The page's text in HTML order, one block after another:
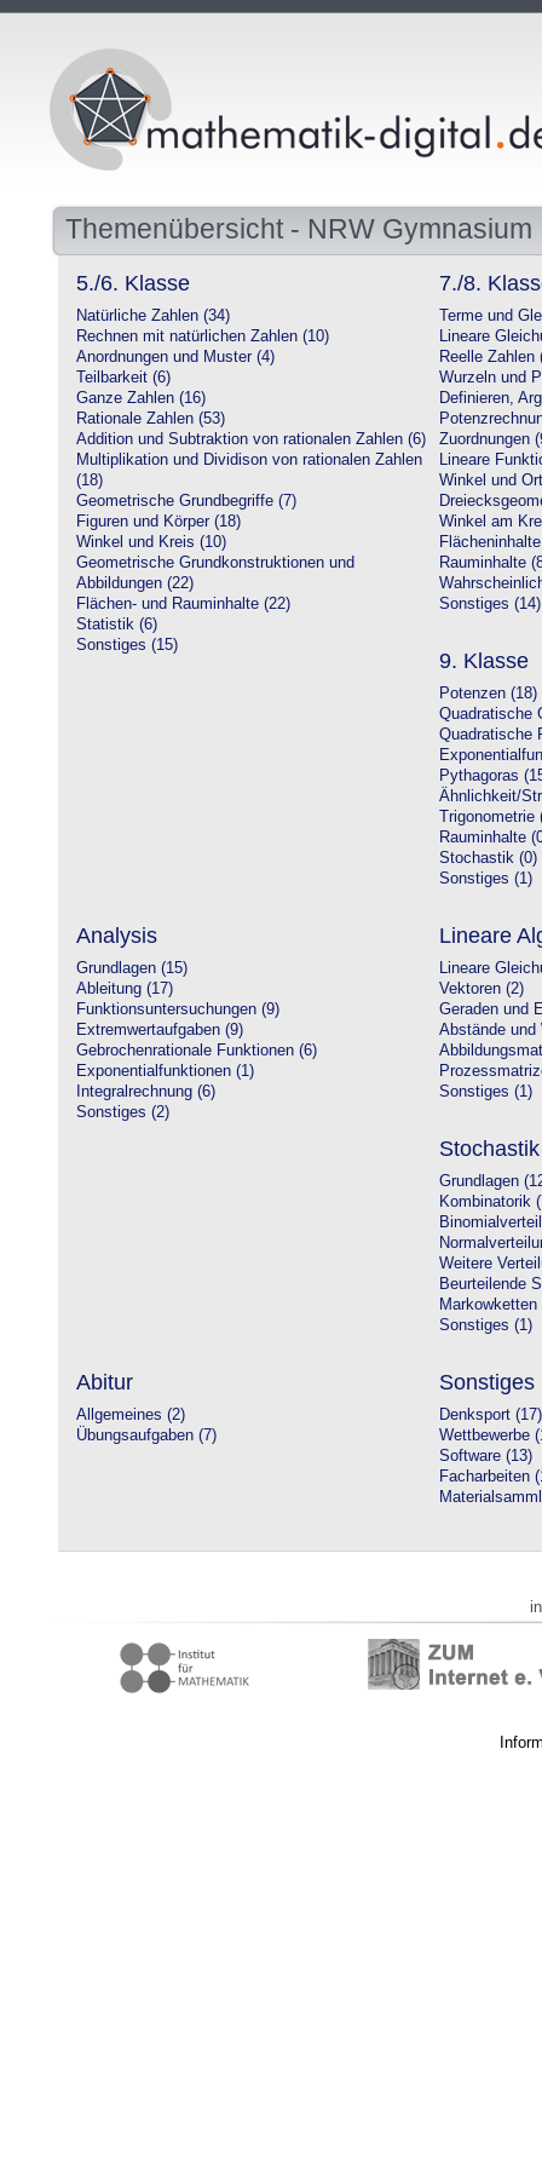
Themenübersicht - NRW Gymnasium
5./6. Klasse
Natürliche Zahlen (34)
Rechnen mit natürlichen Zahlen (10)
Anordnungen und Muster (4)
Teilbarkeit (6)
Ganze Zahlen (16)
Rationale Zahlen (53)
Addition und Subtraktion von rationalen Zahlen (6)
Multiplikation und Dividison von rationalen Zahlen
(18)
Geometrische Grundbegriffe (7)
Figuren und Körper (18)
Winkel und Kreis (10)
Geometrische Grundkonstruktionen und
Abbildungen (22)
Flächen- und Rauminhalte (22)
Statistik (6)
Sonstiges (15)
7./8.
Terme und
Lineare
Reelle Zahlen
Wurzeln und
Definieren,
Zuordnungen
Lineare
Winkel und
Winkel am
Rauminhalte
Sonstiges (14)
9. Klasse
Potenzen (18)
Quadratische
Quadratische
Pythagoras
Ähnlichkeit/
Trigonometrie
Rauminhalte
Stochastik (0)
Sonstiges (1)
Analysis
Grundlagen (15)
Ableitung (17)
Funktionsuntersuchungen (9)
Extremwertaufgaben (9)
Gebrochenrationale Funktionen (6)
Exponentialfunktionen (1)
Integralrechnung (6)
Sonstiges (2)
Lineare
Lineare
Vektoren (2)
Geraden und
Abstände und
Sonstiges (1)
Stochastik
Grundlagen
Kombinatorik
Weitere
Beurteilende
Markowketten
Sonstiges (1)
Abitur
Allgemeines (2)
Übungsaufgaben (7)
Sonstiges
Denksport (17)
Wettbewerbe
Software (13)
Facharbeiten